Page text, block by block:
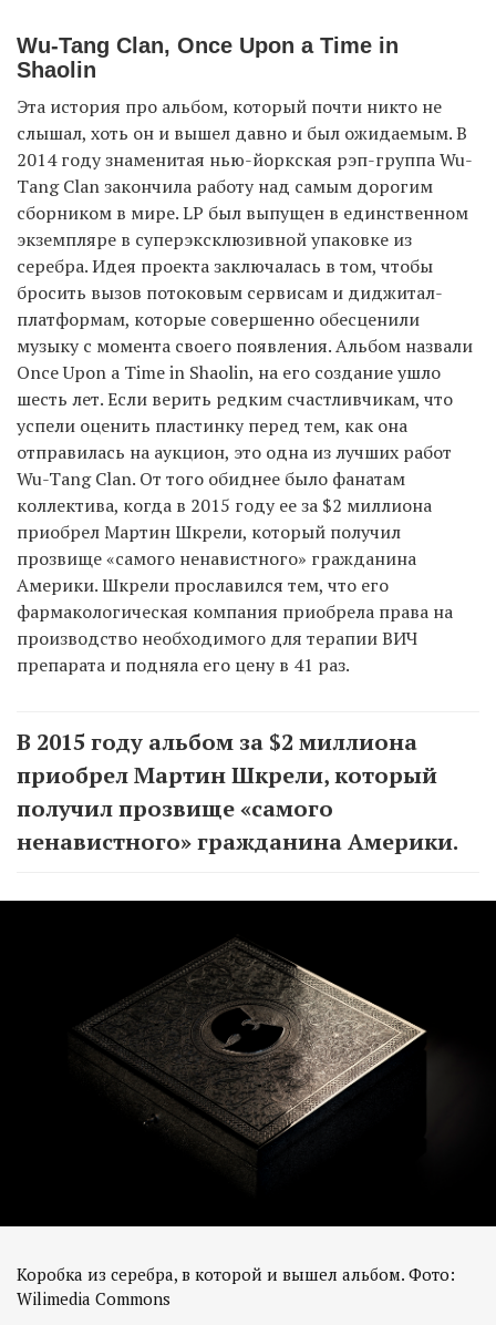
Wu-Tang Clan, Once Upon a Time in
Shaolin
Эта история про альбом, который почти никто не
слышал, хоть он и вышел давно и был ожидаемым. В
2014 году знаменитая нью-йоркская рэп-группа Wu-
Tang Clan закончила работу над самым дорогим
сборником в мире. LP был выпущен в единственном
экземпляре в суперэксклюзивной упаковке из
серебра. Идея проекта заключалась в том, чтобы
бросить вызов потоковым сервисам и диджитал-
платформам, которые совершенно обесценили
музыку с момента своего появления. Альбом назвали
Once Upon a Time in Shaolin, на его создание ушло
шесть лет. Если верить редким счастливчикам, что
успели оценить пластинку перед тем, как она
отправилась на аукцион, это одна из лучших работ
Wu-Tang Clan. От того обиднее было фанатам
коллектива, когда в 2015 году ее за $2 миллиона
приобрел Мартин Шкрели, который получил
прозвище «самого ненавистного» гражданина
Америки. Шкрели прославился тем, что его
фармакологическая компания приобрела права на
производство необходимого для терапии ВИЧ
препарата и подняла его цену в 41 раз.
В 2015 году альбом за $2 миллиона
приобрел Мартин Шкрели, который
получил прозвище «самого
ненавистного» гражданина Америки.
Коробка из серебра, в которой и вышел альбом. Фото:
Wilimedia Commons